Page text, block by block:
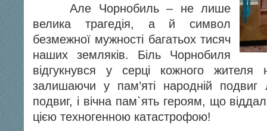
Але Чорнобиль – не лише
велика трагедія, а й символ
безмежної мужності багатьох тисяч
наших земляків. Біль Чорнобиля
відгукнувся у серці кожного жителя
залишаючи у пам’яті народній подвиг
подвиг, і вічна пам`ять героям, що
цією техногенною катастрофою!